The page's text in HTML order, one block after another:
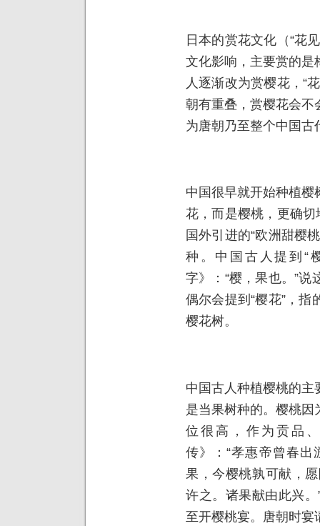
日本的赏花文化（“花
文化影响，主要赏的是
人逐渐改为赏樱花，“
朝有重叠，赏樱花会不
为唐朝乃至整个中国
中国很早就开始种植
花，而是樱桃，更确切
国外引进的“欧洲甜樱
种。中国古人提到“
字》：“樱，果也。”
偶尔会提到“樱花”，
樱花树。
中国古人种植樱桃的
是当果树种的。樱桃
位很高，作为贡品
传》：“孝惠帝曾春出
果，今樱桃孰可献，
许之。诸果献由此兴
至开樱桃宴。唐朝时宴